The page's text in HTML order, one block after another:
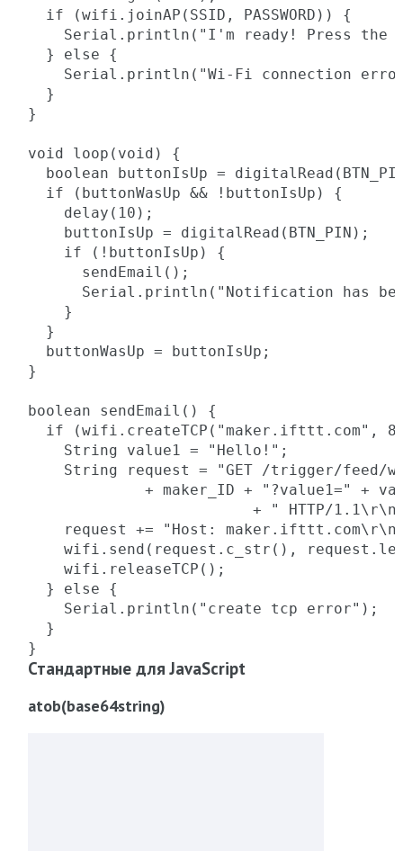
  if (wifi.joinAP(SSID, PASSWORD)) {
Serial.println("I'm ready! Press the
  } else {
Serial.println("Wi-Fi connection
  }
}
void loop(void) {
boolean buttonIsUp =
  if (buttonWasUp && !buttonIsUp) {
    delay(10);
    buttonIsUp = digitalRead(BTN_PIN);
    if (!buttonIsUp) {
      sendEmail();
Serial.println("Notification has
    }
  }
  buttonWasUp = buttonIsUp;
}
boolean sendEmail() {
if (wifi.createTCP("maker.ifttt.com",
    String value1 = "Hello!";
String request = "GET /trigger/feed/
+ maker_ID + "?value1=" +
request += "Host:
wifi.send(request.c_str(),
    wifi.releaseTCP();
  } else {
    Serial.println("create tcp error");
  }
}
Стандартные для JavaScript
atob(base64string)